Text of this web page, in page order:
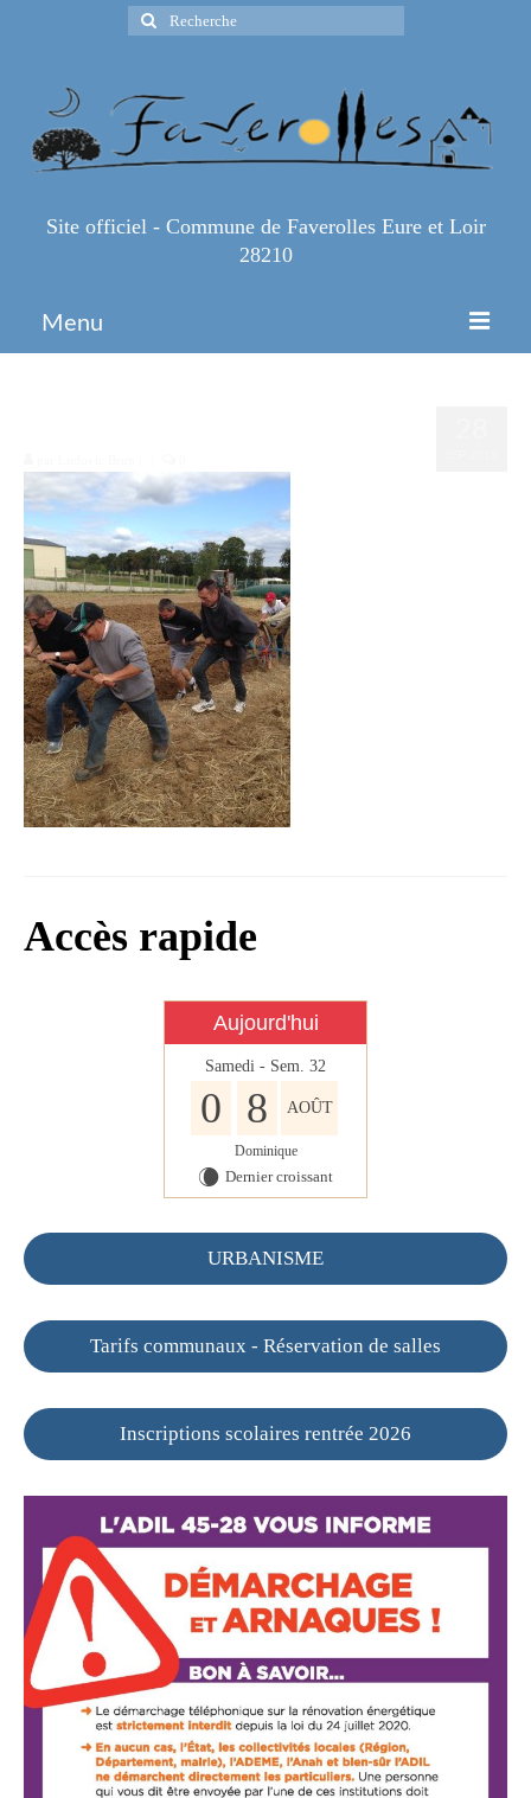
Rechercher
:
Site officiel - Commune de Faverolles Eure et Loir
28210
Menu
Infos Pratiques
Infos règlementaires
Contact et horaires
Mon village
Mes démarches
Faverolles dans la presse
Faverolles Infos – Format
numérique
Accès rapide
Aujourd'hui
Samedi - Sem. 32
0 8 AOÛT
Dominique
W Dernier croissant
URBANISME
Tarifs communaux - Réservation de salles
Inscriptions scolaires rentrée 2026